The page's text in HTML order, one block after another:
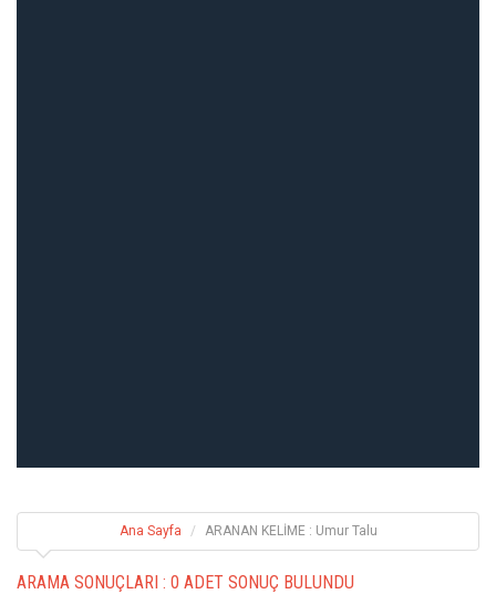
Ana Sayfa ARANAN KELİME : Umur Talu
ARAMA SONUÇLARI : 0 ADET SONUÇ BULUNDU